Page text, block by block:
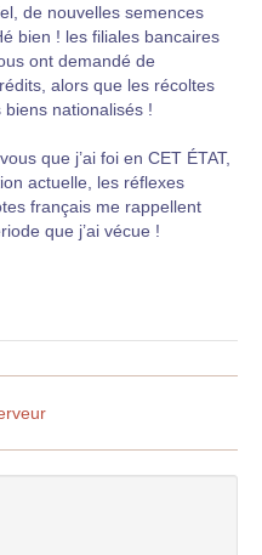
de nouvelles semences
bien ! les filiales bancaires
ont demandé de
alors que les récoltes
nationalisés !
que j’ai foi en CET ÉTAT,
actuelle, les réflexes
français me rappellent
que j’ai vécue !
garantis...
caisse de dépôt est